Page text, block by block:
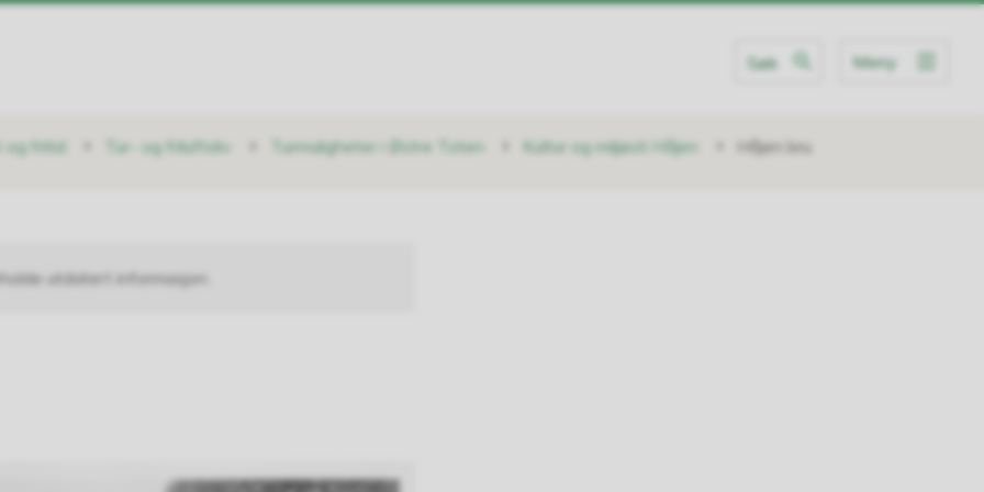
Søk Meny
og fritid Tur- og friluftsliv Turmuligheter i Østre Toten Kultur og miljøsti Håjen Håjen bru
utdatert informasjon.